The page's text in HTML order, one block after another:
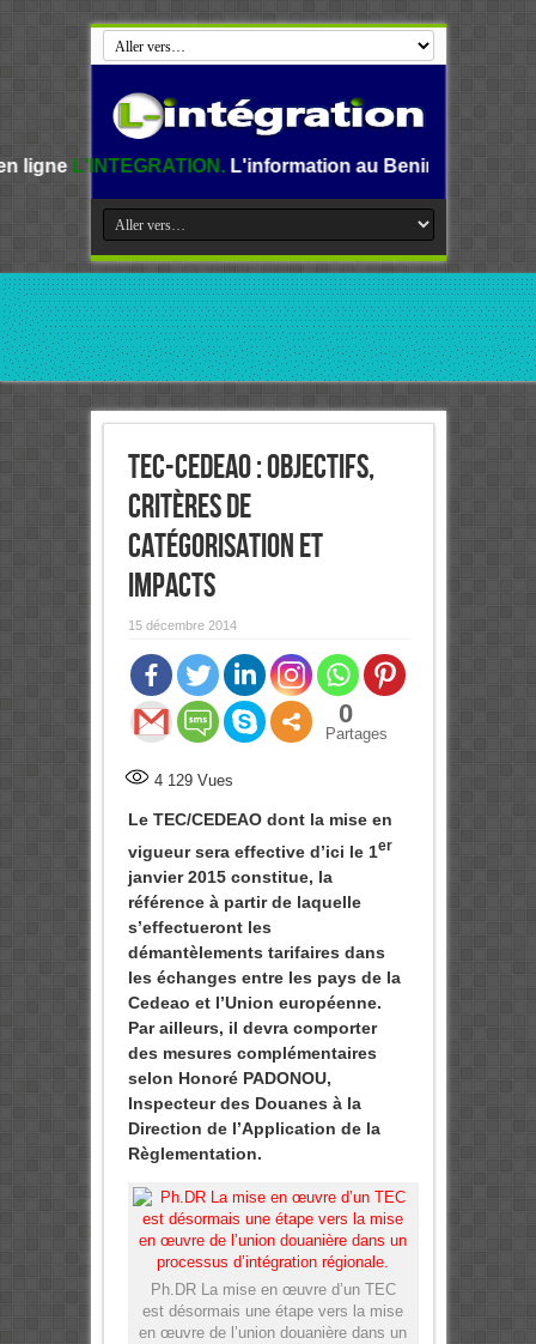
L'information au Benin, en Afrique et dans le
TEC-CEDEAO : Objectifs,
Critères de
catégorisation et
Impacts
15 décembre 2014
0
Partages
4 129Vues
Le TEC/CEDEAO dont la mise en
vigueur sera effective d’ici le 1er
janvier 2015 constitue, la
référence à partir de laquelle
s’effectueront les
démantèlements tarifaires dans
les échanges entre les pays de la
Cedeao et l’Union européenne.
Par ailleurs, il devra comporter
des mesures complémentaires
selon Honoré PADONOU,
Inspecteur des Douanes à la
Direction de l’Application de la
Règlementation.
Ph.DR La mise en œuvre d’un TEC
est désormais une étape vers la mise
en œuvre de l’union douanière dans un